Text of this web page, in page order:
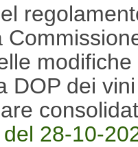
DOP dei
28-10-